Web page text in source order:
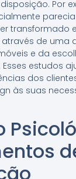
Por
transformado
de uma
e da
estudos
dos
às suas